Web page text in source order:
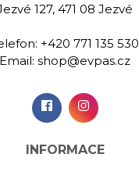
127, 471 08 Jezvé
+420 771 135 530
Email: shop@evpas.cz
INFORMACE